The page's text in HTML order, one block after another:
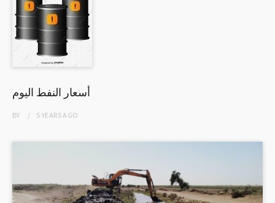
أسعار النفط اليوم
BY 5 YEARSAGO